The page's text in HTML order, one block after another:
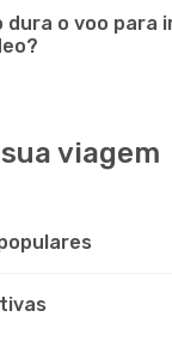
dura o voo para
viagem